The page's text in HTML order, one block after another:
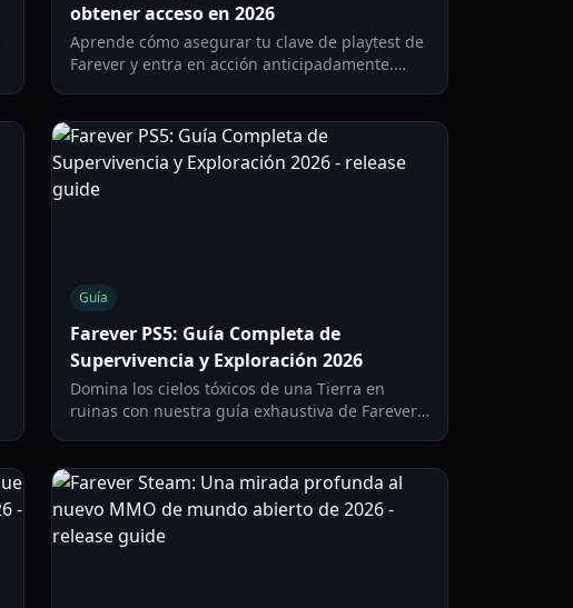
obtener acceso en 2026
Aprende cómo asegurar tu clave de playtest de
Farever y entra en acción anticipadamente.
Guía
Farever PS5: Guía Completa de
Supervivencia y Exploración 2026
Domina los cielos tóxicos de una Tierra en
ruinas con nuestra guía exhaustiva de Farever
para 2026.